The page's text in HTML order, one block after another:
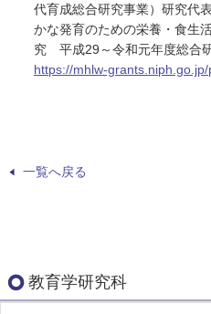
代育成総合研究事業）研究代
かな発育のための栄養・食生
究 平成29～令和元年度総合
https://mhlw-
一覧へ戻る
教育学研究科